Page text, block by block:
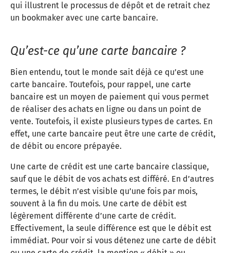
qui illustrent le processus de dépôt et de retrait chez
un bookmaker avec une carte bancaire.
Qu’est-ce qu’une carte bancaire ?
Bien entendu, tout le monde sait déjà ce qu’est une
carte bancaire. Toutefois, pour rappel, une carte
bancaire est un moyen de paiement qui vous permet
de réaliser des achats en ligne ou dans un point de
vente. Toutefois, il existe plusieurs types de cartes. En
effet, une carte bancaire peut être une carte de crédit,
de débit ou encore prépayée.
Une carte de crédit est une carte bancaire classique,
sauf que le débit de vos achats est différé. En d’autres
termes, le débit n’est visible qu’une fois par mois,
souvent à la fin du mois. Une carte de débit est
légèrement différente d’une carte de crédit.
Effectivement, la seule différence est que le débit est
immédiat. Pour voir si vous détenez une carte de débit